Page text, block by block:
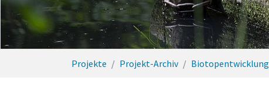
Projekte Projekt-Archiv Biotopentwicklung